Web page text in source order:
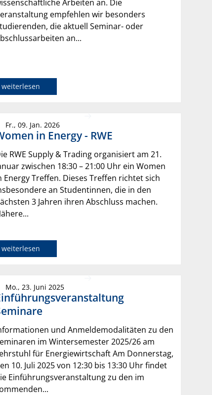
Arbeiten an. Die
empfehlen wir besonders
die aktuell Seminar- oder
an...
weiterlesen
Fr., 09. Jan. 2026
in Energy - RWE
RWE Supply & Trading organisiert am 21.
zwischen 18:30 – 21:00 Uhr ein Women
Energy Treffen. Dieses Treffen richtet sich
an Studentinnen, die in den
3 Jahren ihren Abschluss machen.
weiterlesen
Mo., 23. Juni 2025
und Anmeldemodalitäten zu den
im Wintersemester 2025/26 am
für Energiewirtschaft Am Donnerstag,
10. Juli 2025 von 12:30 bis 13:30 Uhr findet
Einführungsveranstaltung zu den im